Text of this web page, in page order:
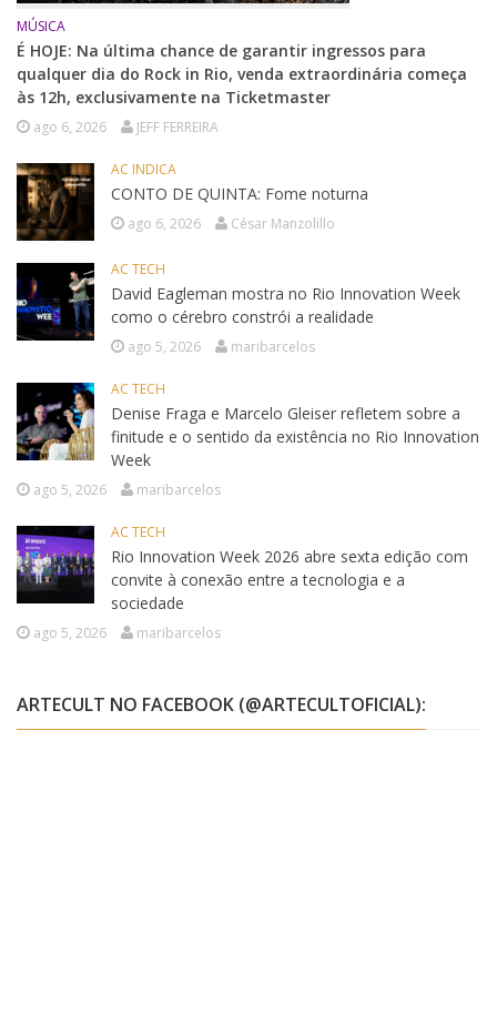
MÚSICA
É HOJE: Na última chance de garantir ingressos para
qualquer dia do Rock in Rio, venda extraordinária começa
às 12h, exclusivamente na Ticketmaster
ago 6, 2026 JEFF FERREIRA
AC INDICA
CONTO DE QUINTA: Fome noturna
ago 6, 2026 César Manzolillo
AC TECH
David Eagleman mostra no Rio Innovation Week
como o cérebro constrói a realidade
ago 5, 2026 maribarcelos
AC TECH
Denise Fraga e Marcelo Gleiser refletem sobre a
finitude e o sentido da existência no Rio Innovation
Week
ago 5, 2026 maribarcelos
AC TECH
Rio Innovation Week 2026 abre sexta edição com
convite à conexão entre a tecnologia e a
sociedade
ago 5, 2026 maribarcelos
ARTECULT NO FACEBOOK (@ARTECULTOFICIAL):